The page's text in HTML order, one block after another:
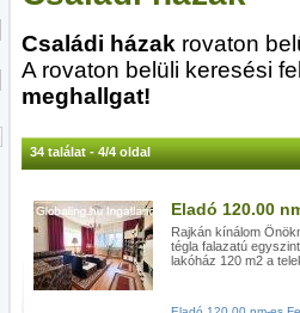
Családi házak rovaton
A rovaton belüli keresési
meghallgat!
34 találat - 4/4 oldal
Eladó 120.00
Rajkán kínálom
tégla falazatú
lakóház 120 m2 a